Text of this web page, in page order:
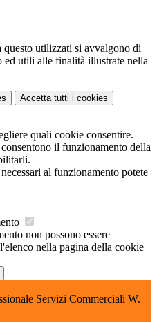
utilizzati si avvalgono di
ed utili alle finalità illustrate nella
Accetta tutti i cookies
quali cookie consentire.
il funzionamento della
al funzionamento potete
non possono essere
nella pagina della cookie
Servizi Commerciali W.